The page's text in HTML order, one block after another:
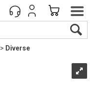
> Diverse